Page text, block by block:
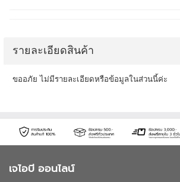
รายละเอียดสินค้า
ขออภัย ไม่มีรายละเอียดหรือข้อมูลในส่วนนี้ค่ะ
เจไอบี ออนไลน์